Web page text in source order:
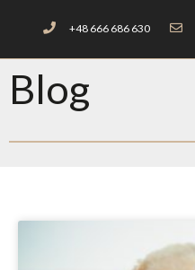
+48 666 686 630
Blog